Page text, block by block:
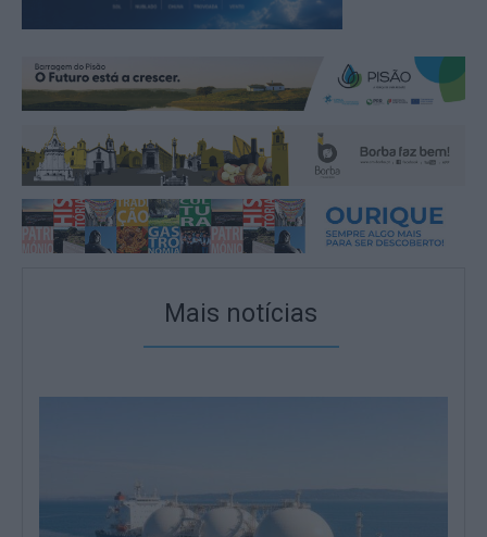
Mais notícias